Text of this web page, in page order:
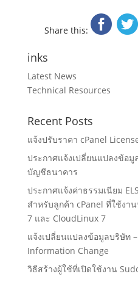
Share this:
inks
Latest News
Technical Resources
Recent Posts
แจ้งปรับราคา cPanel
ประกาศแจ้งเปลี่ยนแปลงข้อมู
บัญชีธนาคาร
ประกาศแจ้งค่าธรรมเนียม
สำหรับลูกค้า cPanel ที่ใช้งา
7 และ CloudLinux 7
แจ้งเปลี่ยนแปลงข้อมูลบริษัท
Information Change
วิธีสร้างผู้ใช้ที่เปิดใช้งาน